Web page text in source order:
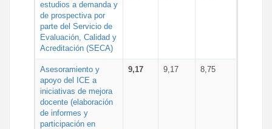
estudios a demanda y
de prospectiva por
parte del Servicio de
Evaluación, Calidad y
Acreditación (SECA)
Asesoramiento y
apoyo del ICE a
iniciativas de mejora
docente (elaboración
de informes y
participación en
9,17 9,17 8,75